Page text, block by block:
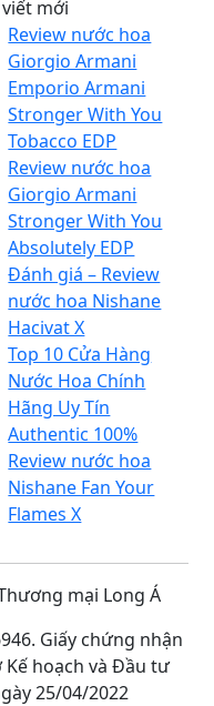
viết mới
Review nước hoa
Giorgio Armani
Emporio Armani
Stronger With You
Tobacco EDP
Review nước hoa
Giorgio Armani
Stronger With You
Absolutely EDP
Đánh giá – Review
nước hoa Nishane
Hacivat X
Top 10 Cửa Hàng
Nước Hoa Chính
Hãng Uy Tín
Authentic 100%
Review nước hoa
Nishane Fan Your
Flames X
mại Long Á
Giấy chứng nhận
hoạch và Đầu tư
25/04/2022